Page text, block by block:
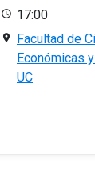
17:00
Facultad de
Económicas
UC